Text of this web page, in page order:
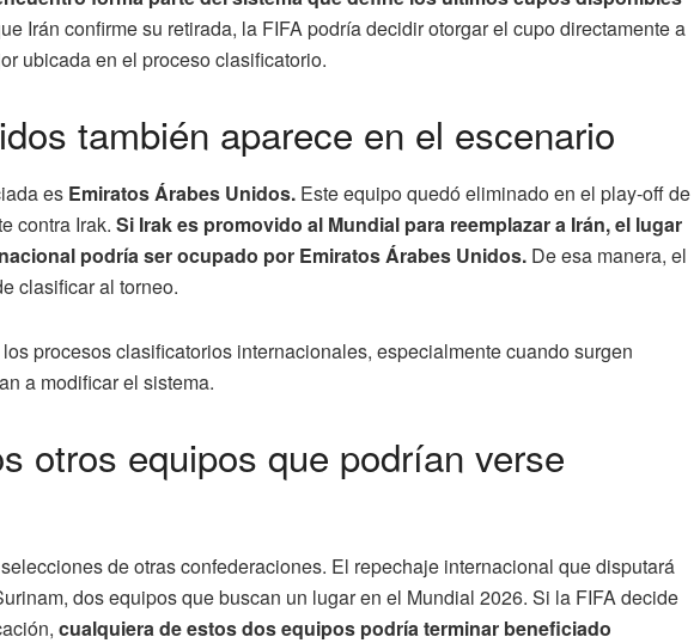
Irán confirme su retirada, la FIFA podría decidir otorgar el cupo directamente a
ubicada en el proceso clasificatorio.
también aparece en el escenario
es Emiratos Árabes Unidos. Este equipo quedó eliminado en el play-off de
contra Irak. Si Irak es promovido al Mundial para reemplazar a Irán, el lugar
podría ser ocupado por Emiratos Árabes Unidos. De esa manera, el
clasificar al torneo.
procesos clasificatorios internacionales, especialmente cuando surgen
a modificar el sistema.
otros equipos que podrían verse
de otras confederaciones. El repechaje internacional que disputará
dos equipos que buscan un lugar en el Mundial 2026. Si la FIFA decide
cualquiera de estos dos equipos podría terminar beneficiado